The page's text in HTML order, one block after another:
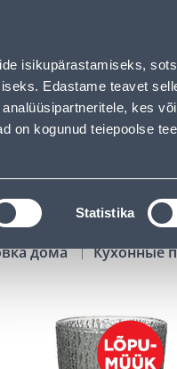
isikupärastamiseks,
Edastame teavet
kes
on kogunud teiepoolse
Statistika
частных клиентов
АРЕНДА
дома Кухонные